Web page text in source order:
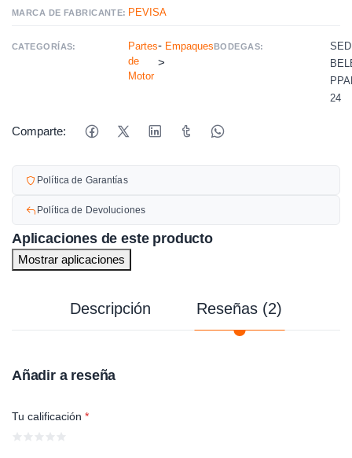
MARCA DE FABRICANTE: PEVISA
CATEGORÍAS:
Partes
de
Motor
-
>
Empaques BODEGAS:
24
Comparte:
Política de Garantías
Política de Devoluciones
Aplicaciones de este producto
Mostrar aplicaciones
Descripción Reseñas (2)
Añadir a reseña
Tu calificación *